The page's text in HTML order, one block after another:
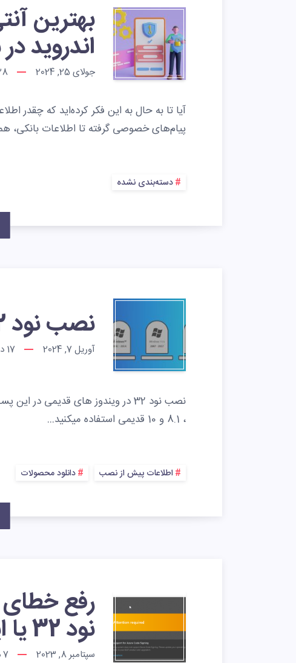
بهترین
اندروید در
جولای 25, 2024
آیا تا به حال به این فکر کرده‌اید که چقدر
پیام‌های خصوصی گرفته تا اطلاعات بانکی،
دسته‌بندی نشده
نصب نود 32 روی ویندوز های قدیمی
آوریل 7, 2024 17
، 8.1 و 10 قدیمی استفاده میکنید…
اطلاعات پیش از نصب دانلود محصولات
نود 32 یا اینترنت سکیوریتی
سپتامبر 8, 2023 7